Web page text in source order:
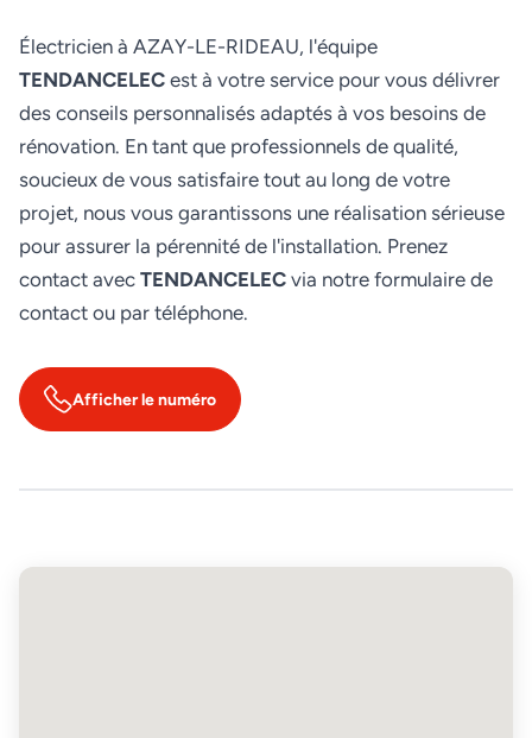
Électricien à AZAY-LE-RIDEAU, l'équipe
TENDANCELEC est à votre service pour vous délivrer
des conseils personnalisés adaptés à vos besoins de
rénovation. En tant que professionnels de qualité,
soucieux de vous satisfaire tout au long de votre
projet, nous vous garantissons une réalisation sérieuse
pour assurer la pérennité de l'installation. Prenez
contact avec TENDANCELEC via notre formulaire de
contact ou par téléphone.
Afficher le numéro